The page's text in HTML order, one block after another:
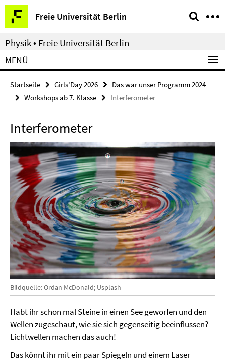
Springe
direkt
zu
Inhalt
Freie Universität Berlin
Service-
Navigation
Physik • Freie Universität Berlin
MENÜ
Startseite Girls'Day 2026
Das war unser Programm 2024
Workshops ab 7. Klasse
Interferometer
Interferometer
Bildquelle: Ordan McDonald; Usplash
Habt ihr schon mal Steine in einen See geworfen und den
Wellen zugeschaut, wie sie sich gegenseitig beeinflussen?
Lichtwellen machen das auch!
Das könnt ihr mit ein paar Spiegeln und einem Laser